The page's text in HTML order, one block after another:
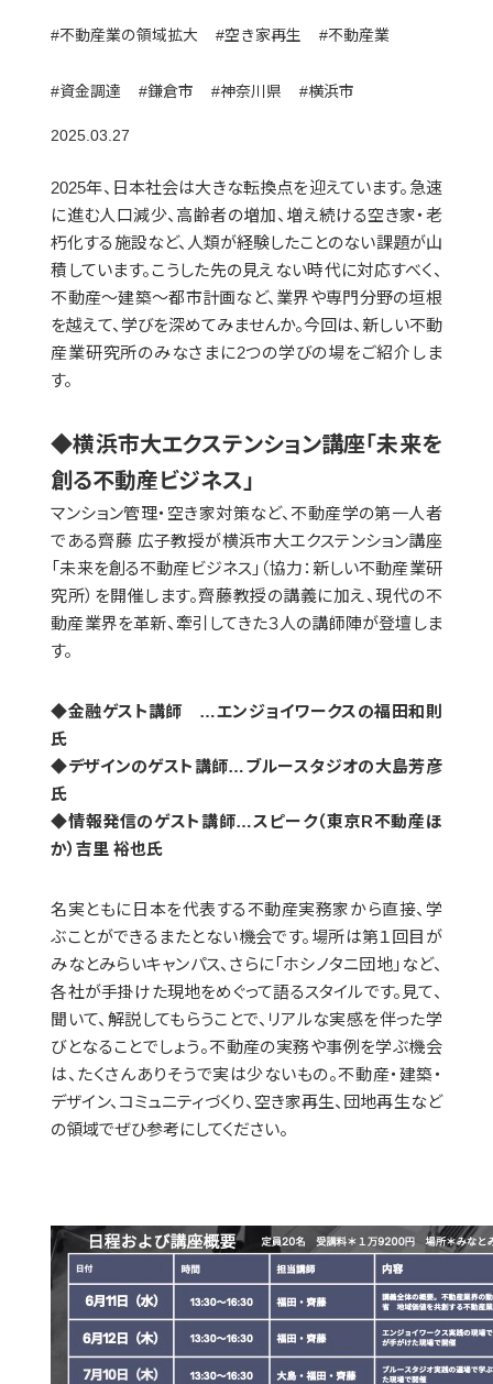
#不動産業の領域拡大 #空き家再生 #不動産業
#資金調達 #鎌倉市 #神奈川県 #横浜市
2025.03.27
2025年、日本社会は大きな転換点を迎えています。急速
に進む人口減少、高齢者の増加、増え続ける空き家・老
朽化する施設など、人類が経験したことのない課題が山
積しています。こうした先の見えない時代に対応すべく、
不動産〜建築〜都市計画など、業界や専門分野の垣根
を越えて、学びを深めてみませんか。今回は、新しい不動
産業研究所のみなさまに2つの学びの場をご紹介しま
す。
◆横浜市大エクステンション講座「未来を
創る不動産ビジネス」
マンション管理・空き家対策など、不動産学の第一人者
である齊藤 広子教授が横浜市大エクステンション講座
「未来を創る不動産ビジネス」（協力：新しい不動産業研
究所）を開催します。齊藤教授の講義に加え、現代の不
動産業界を革新、牽引してきた３人の講師陣が登壇しま
す。
◆金融ゲスト講師 …エンジョイワークスの福田和則
氏
◆デザインのゲスト講師…ブルースタジオの大島芳彦
氏
◆情報発信のゲスト講師…スピーク（東京R不動産ほ
か）吉里 裕也氏
名実ともに日本を代表する不動産実務家から直接、学
ぶことができるまたとない機会です。場所は第１回目が
みなとみらいキャンパス、さらに「ホシノタニ団地」など、
各社が手掛けた現地をめぐって語るスタイルです。見て、
聞いて、解説してもらうことで、リアルな実感を伴った学
びとなることでしょう。不動産の実務や事例を学ぶ機会
は、たくさんありそうで実は少ないもの。不動産・建築・
デザイン、コミュニティづくり、空き家再生、団地再生など
の領域でぜひ参考にしてください。